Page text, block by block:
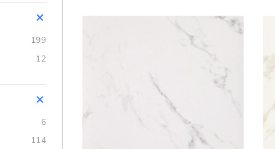
199
12
6
114